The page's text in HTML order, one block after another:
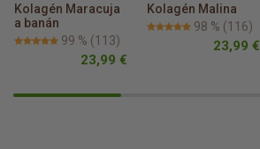
Kolagén Maracuja
a banán
99 % (113)
23,99 €
Kolagén Malina
98 % (116)
23,99 €